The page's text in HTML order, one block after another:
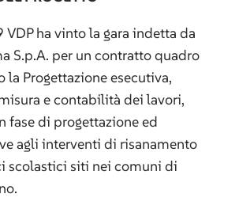
ha vinto la gara indetta da
S.p.A. per un contratto quadro
la Progettazione esecutiva,
e contabilità dei lavori,
fase di progettazione ed
agli interventi di risanamento
scolastici siti nei comuni di